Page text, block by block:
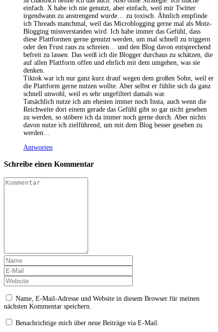
einfach. X habe ich nie genutzt, aber einfach, weil mir Twitter
irgendwann zu anstrengend wurde… zu toxisch. Ähnlich empfinde
ich Threads manchmal, weil das Microblogging gerne mal als Motz-
Blogging missverstanden wird. Ich habe immer das Gefühl, dass
diese Plattformen gerne genutzt werden, um mal schnell zu triggern
oder den Frust raus zu schreien… und den Blog davon entsprechend
befreit zu lassen. Das weiß ich die Blogger durchaus zu schätzen, die
auf allen Plattform offen und ehrlich mit dem umgehen, was sie
denken.
Tiktok war ich nur ganz kurz drauf wegen dem großen Sohn, weil er
die Plattform gerne nutzen wollte. Aber selbst er fühlte sich da ganz
schnell unwohl, weil es sehr ungefiltert damals war.
Tatsächlich nutze ich am ehesten immer noch Insta, auch wenn die
Reichweite dort einem gerade das Gefühl gibt so gar nicht gesehen
zu werden, so stöbere ich da immer noch gerne durch. Aber nichts
davon nutze ich zielführend, um mit dem Blog besser gesehen zu
werden…
Antworten
Schreibe einen Kommentar
Name, E-Mail-Adresse und Website in diesem Browser für meinen
nächsten Kommentar speichern.
Benachrichtige mich über neue Beiträge via E-Mail.